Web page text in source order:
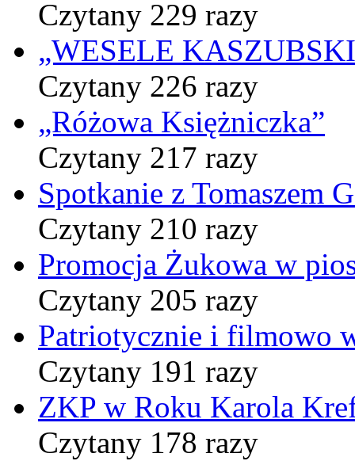
Czytany 229 razy
„WESELE
Czytany 226 razy
„Różowa Księżniczka”
Czytany 217 razy
Spotkanie z Tomaszem
Czytany 210 razy
Promocja Żukowa w
Czytany 205 razy
Patriotycznie i filmowo
Czytany 191 razy
ZKP w Roku Karola
Czytany 178 razy